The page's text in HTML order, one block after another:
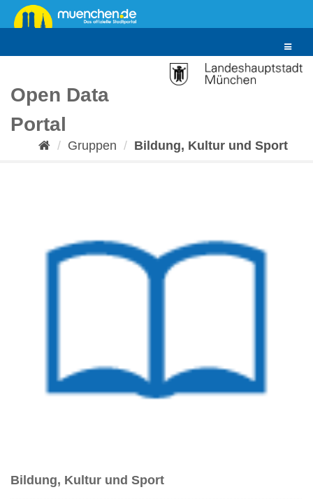
Überspringen
zum
Toggle
Open Data
Portal
Gruppen Bildung, Kultur und Sport
Bildung, Kultur und Sport